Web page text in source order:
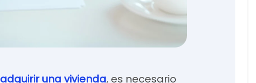
adquirir una vivienda, es necesario